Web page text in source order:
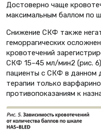
Достоверно чаще
максимальным баллом по
Снижение СКФ также
геморрагических
кровотечений
СКФ 15–45 мл/мин2 (рис.
пациенты с СКФ в данном
терапии только
противопоказаниям к